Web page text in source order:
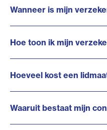
Wanneer is mijn
Hoe toon ik mijn
Hoeveel kost een
Waaruit bestaat mijn